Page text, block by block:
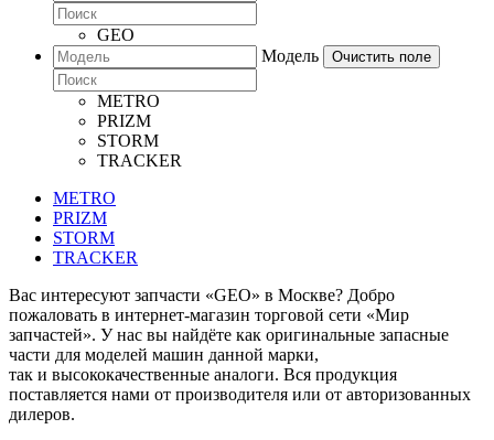
GEO
Модель
Очистить поле
METRO
PRIZM
STORM
TRACKER
METRO
PRIZM
STORM
TRACKER
Вас интересуют запчасти «GEO» в Москве? Добро
пожаловать в интернет-магазин торговой сети «Мир
запчастей». У нас вы найдёте как оригинальные запасные
части для моделей машин данной марки,
так и высококачественные аналоги. Вся продукция
поставляется нами от производителя или от авторизованных
дилеров.